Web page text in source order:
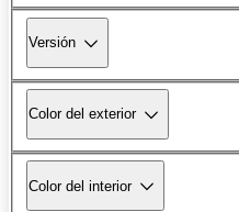
Versión
Color del exterior
Color del interior